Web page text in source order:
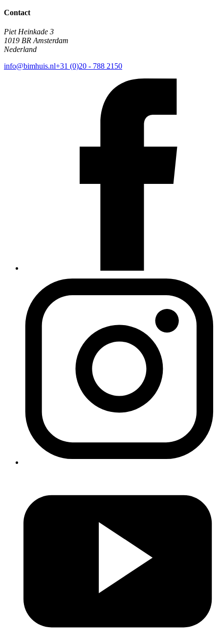
Contact
Piet Heinkade 3
1019 BR Amsterdam
Nederland
info@bimhuis.nl+31 (0)20 - 788 2150